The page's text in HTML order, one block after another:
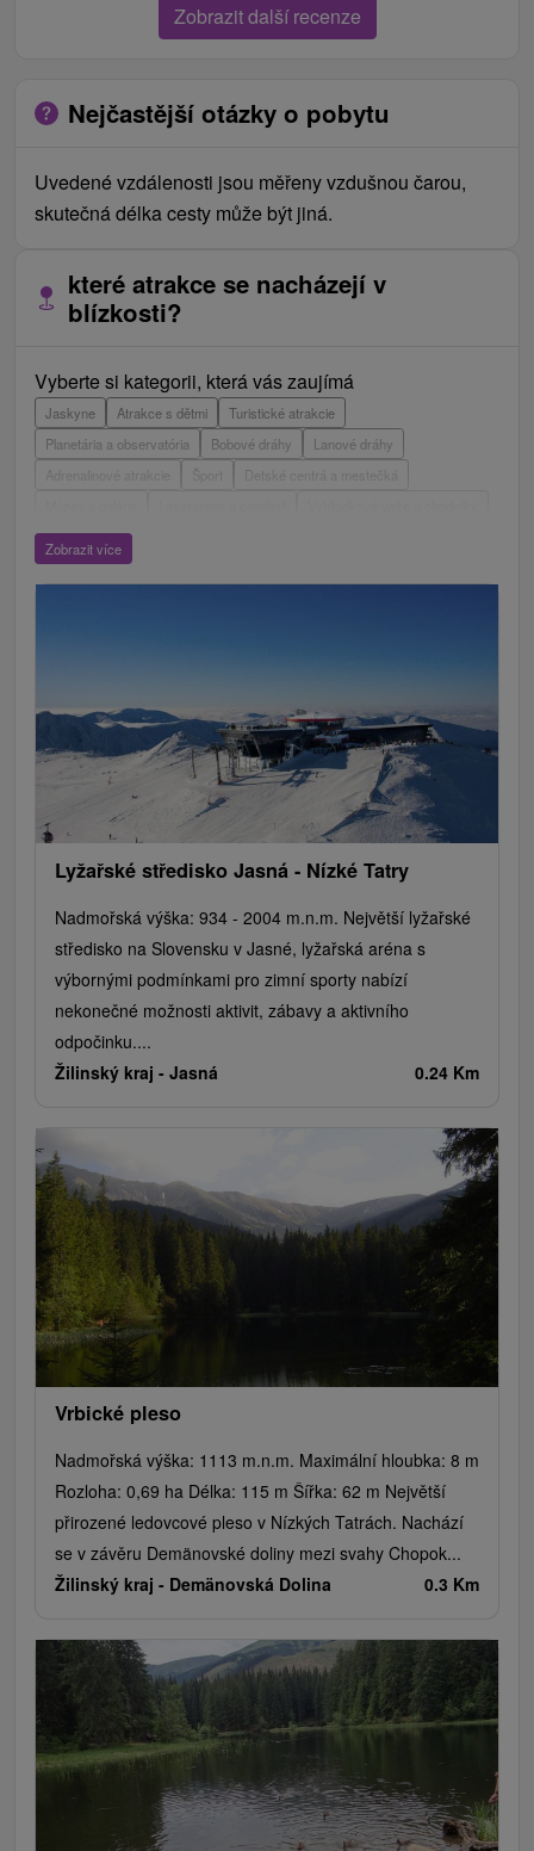
Zobrazit další recenze
Nejčastější otázky o pobytu
Uvedené vzdálenosti jsou měřeny vzdušnou čarou,
skutečná délka cesty může být jiná.
které atrakce se nacházejí v
blízkosti?
Vyberte si kategorii, která vás zaujímá
Jaskyne Atrakce s dětmi
Turistické atrakcie
Planetária a observatória
Bobové dráhy
Lanové dráhy
Adrenalinové atrakcie
Detské centrá a mestečká
ZOO a zvieracie farmy
Hrady, zámky, zrúcaniny
Plte, rafting, splavy
Architektonické stavby
Lyžiarske strediská
Golfové ihriská
Motokárové dráhy
Amfiteátre a kiná v prírode
Vínne cesty
Cyklotrasy
Zobrazit více
Lyžařské středisko Jasná - Nízké Tatry
Nadmořská výška: 934 - 2004 m.n.m. Největší lyžařské
středisko na Slovensku v Jasné, lyžařská aréna s
výbornými podmínkami pro zimní sporty nabízí
nekonečné možnosti aktivit, zábavy a aktivního
odpočinku....
Žilinský kraj - Jasná 0.24 Km
Vrbické pleso
Nadmořská výška: 1113 m.n.m. Maximální hloubka: 8 m
Rozloha: 0,69 ha Délka: 115 m Šířka: 62 m Největší
přirozené ledovcové pleso v Nízkých Tatrách. Nachází
se v závěru Demänovské doliny mezi svahy Chopok...
Žilinský kraj - Demänovská Dolina 0.3 Km